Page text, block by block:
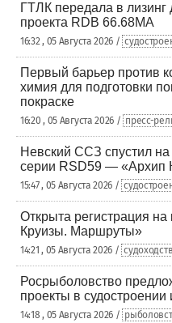
ГТЛК передала в
проекта RDB 66.68МА
16:32 , 05 Августа 2026 /
Первый барьер против
химия для подготовки
покраске
16:20 , 05 Августа 2026 / пресс-
Невский ССЗ спустил на
серии RSD59 — «Архип
15:47 , 05 Августа 2026 /
Открыта регистрация
Круизы. Маршруты»
14:21 , 05 Августа 2026 /
Росрыболовство
проекты в судостроении
14:18 , 05 Августа 2026 /